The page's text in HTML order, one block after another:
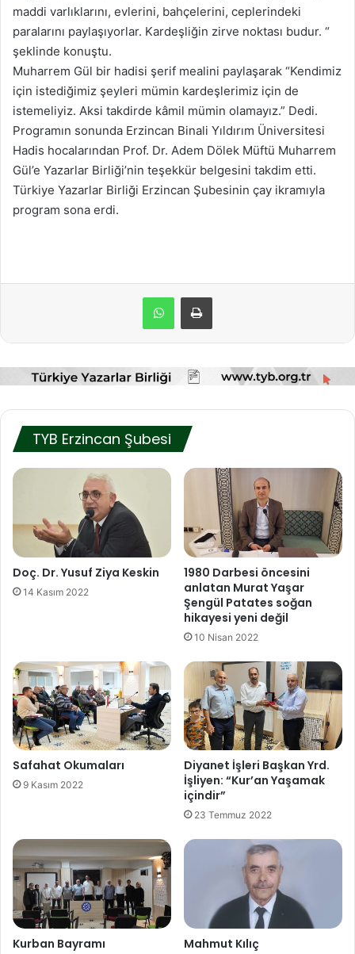
maddi varlıklarını, evlerini, bahçelerini, ceplerindeki
paralarını paylaşıyorlar. Kardeşliğin zirve noktası budur. “
şeklinde konuştu.
Muharrem Gül bir hadisi şerif mealini paylaşarak “Kendimiz
için istediğimiz şeyleri mümin kardeşlerimiz için de
istemeliyiz. Aksi takdirde kâmil mümin olamayız.” Dedi.
Programın sonunda Erzincan Binali Yıldırım Üniversitesi
Hadis hocalarından Prof. Dr. Adem Dölek Müftü Muharrem
Gül’e Yazarlar Birliği’nin teşekkür belgesini takdim etti.
Türkiye Yazarlar Birliği Erzincan Şubesinin çay ikramıyla
program sona erdi.
TYB Erzincan Şubesi
Doç. Dr. Yusuf Ziya Keskin
14 Kasım 2022
1980 Darbesi öncesini
anlatan Murat Yaşar
Şengül Patates soğan
hikayesi yeni değil
10 Nisan 2022
Safahat Okumaları
9 Kasım 2022
Diyanet İşleri Başkan Yrd.
İşliyen: “Kur’an Yaşamak
içindir”
23 Temmuz 2022
Kurban Bayramı
Mahmut Kılıç